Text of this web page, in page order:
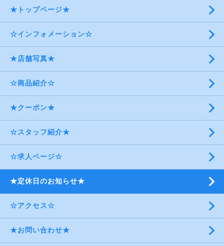
★トップページ★
☆インフォメーション☆
★店舗写真★
☆商品紹介☆
★クーポン★
☆スタッフ紹介★
☆求人ページ☆
★定休日のお知らせ★
☆アクセス☆
★お問い合わせ★